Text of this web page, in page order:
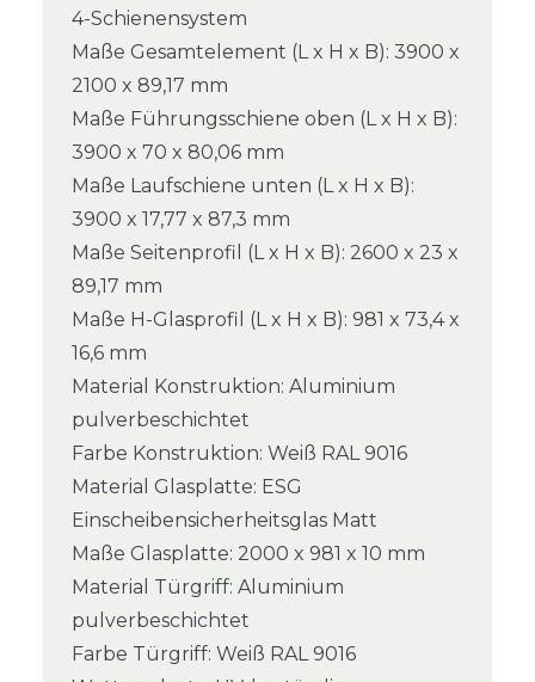
4-Schienensystem
Maße Gesamtelement (L x H x B): 3900 x
2100 x 89,17 mm
Maße Führungsschiene oben (L x H x B):
3900 x 70 x 80,06 mm
Maße Laufschiene unten (L x H x B):
3900 x 17,77 x 87,3 mm
Maße Seitenprofil (L x H x B): 2600 x 23 x
89,17 mm
Maße H-Glasprofil (L x H x B): 981 x 73,4 x
16,6 mm
Material Konstruktion: Aluminium
pulverbeschichtet
Farbe Konstruktion: Weiß RAL 9016
Material Glasplatte: ESG
Einscheibensicherheitsglas Matt
Maße Glasplatte: 2000 x 981 x 10 mm
Material Türgriff: Aluminium
pulverbeschichtet
Farbe Türgriff: Weiß RAL 9016